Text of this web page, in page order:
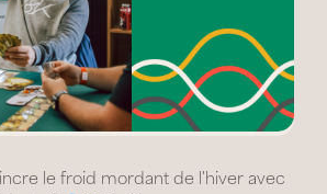
le froid mordant de l'hiver avec